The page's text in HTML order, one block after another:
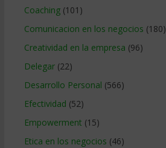
Coaching(101)
Comunicacion en los negocios (180)
Creatividad en la empresa (96)
Delegar(22)
Desarrollo Personal (566)
Efectividad (52)
Empowerment (15)
Etica en los negocios (46)